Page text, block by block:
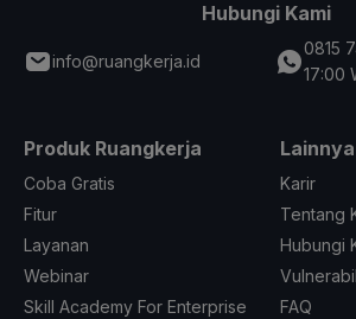
Hubungi Kami
info@ruangkerja.id
0815
17:00
Produk Ruangkerja
Coba Gratis
Fitur
Layanan
Webinar
Skill Academy For Enterprise
Lainnya
Karir
Tentang
Hubungi
FAQ